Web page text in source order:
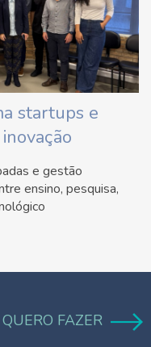
startups e
e gestão
ensino, pesquisa,
QUERO FAZER